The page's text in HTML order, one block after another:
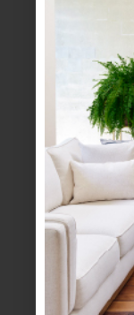
1.